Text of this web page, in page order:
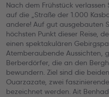
Nach dem Frühstück
auf die „Straße der 1.000
andere! Auf gut ausgebauten
höchsten Punkt dieser Reise,
einen spektakulären
Atemberaubende Aussichten,
Berberdörfer, die an den
bewundern. Ziel sind die
Ouarzazate, zwei
bezeichnet werden. Ait